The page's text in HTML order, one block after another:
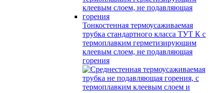
Тонкостенная термоусаживаемая
трубка стандартного класса ТУТ К с
термоплавким герметизирующим
клеевым слоем, не подавляющая
горения